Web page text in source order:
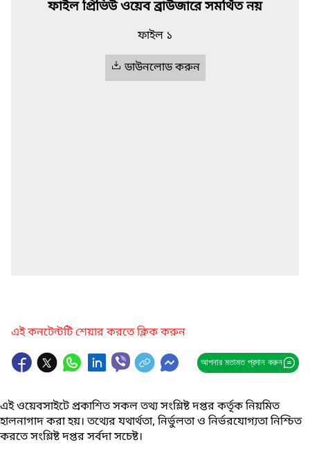
ফাইল প্রিভিউ ওয়েব ব্রাউজারে সমর্থিত নয়
ফাইল ১
ডাউনলোড করুন
এই কনটেন্টটি শেয়ার করতে ক্লিক করুন
আপনার মতামত প্রদান করুন
এই ওয়েবসাইটে প্রকাশিত সকল তথ্য সংশ্লিষ্ট দপ্তর কর্তৃক নিয়মিত
হালনাগাদ করা হয়। তথ্যের যথার্থতা, নির্ভুলতা ও নির্ভরযোগ্যতা নিশ্চিত
করতে সংশ্লিষ্ট দপ্তর সর্বদা সচেষ্ট।